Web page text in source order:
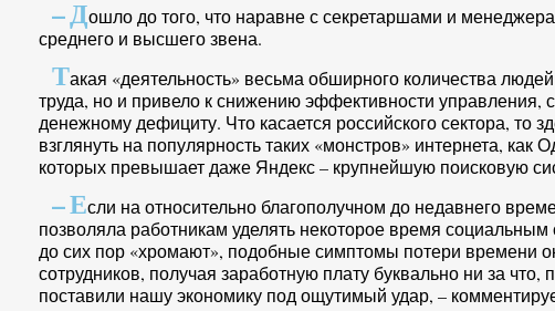
–Дошло до того, что наравне с секретаршами и
среднего и высшего звена.
Такая «деятельность» весьма обширного количества
труда, но и привело к снижению эффективности
денежному дефициту. Что касается российского сектора, то
взглянуть на популярность таких «монстров» интернета,
которых превышает даже Яндекс – крупнейшую поисковую
–Если на относительно благополучном до недавнего
позволяла работникам уделять некоторое время
до сих пор «хромают», подобные симптомы потери времени
сотрудников, получая заработную плату буквально ни за
поставили нашу экономику под ощутимый удар, –